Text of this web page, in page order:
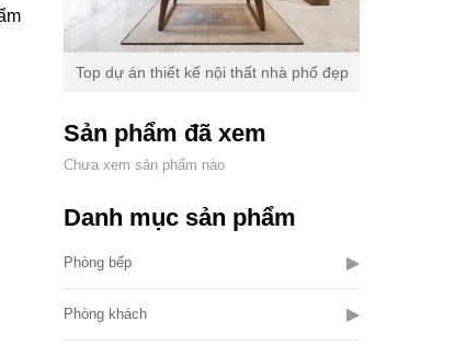
Top dự án thiết kế nội thất nhà phố đẹp
Sản phẩm đã xem
Chưa xem sản phẩm nào
Danh mục sản phẩm
Phòng bếp ▶
Phòng khách ▶